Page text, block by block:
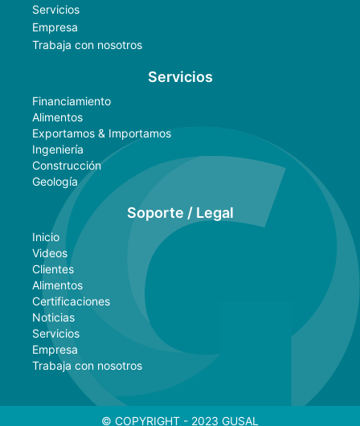
Servicios
Empresa
Trabaja con nosotros
Servicios
Financiamiento
Alimentos
Exportamos & Importamos
Ingeniería
Construcción
Geología
Soporte / Legal
Inicio
Videos
Clientes
Alimentos
Certificaciones
Noticias
Servicios
Empresa
Trabaja con nosotros
© COPYRIGHT - 2023 GUSAL